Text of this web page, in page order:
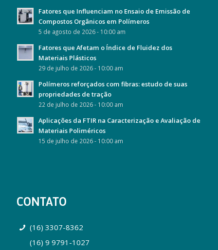
Fatores que Influenciam no Ensaio de Emissão de
Compostos Orgânicos em Polímeros
5 de agosto de 2026 - 10:00 am
Fatores que Afetam o Índice de Fluidez dos
Materiais Plásticos
29 de julho de 2026 - 10:00 am
Polímeros reforçados com fibras: estudo de suas
propriedades de tração
22 de julho de 2026 - 10:00 am
Aplicações da FTIR na Caracterização e Avaliação de
Materiais Poliméricos
15 de julho de 2026 - 10:00 am
CONTATO
(16) 3307-8362
(16) 9 9791-1027